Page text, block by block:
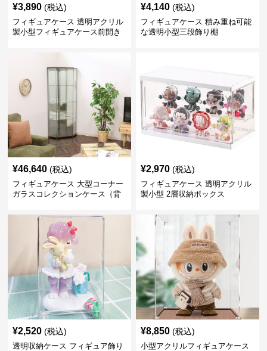
¥3,890 (税込)
フィギュアケース 透明アクリル
製小型フィギュアケース前開き
¥4,140 (税込)
フィギュアケース 積み重ね可能
な透明小型三段飾り棚
¥46,640 (税込)
フィギュアケース 大型コーナー
ガラスコレクションケース（背
¥2,970 (税込)
フィギュアケース 透明アクリル
製小型 2層収納ボックス
¥2,520 (税込)
透明収納ケース フィギュア飾り
¥8,850 (税込)
小型アクリルフィギュアケース